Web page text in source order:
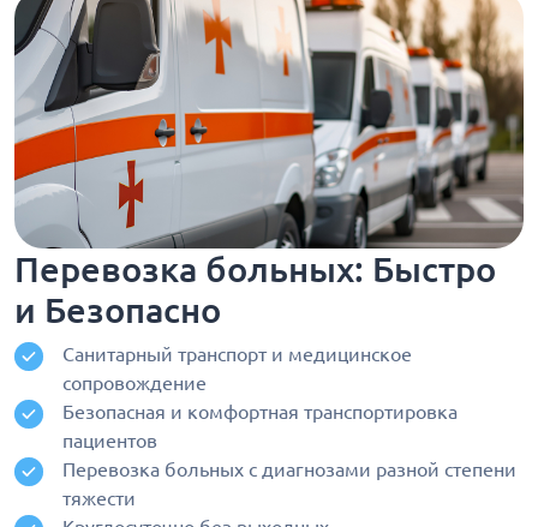
Перевозка больных: Быстро
и Безопасно
Санитарный транспорт и медицинское
сопровождение
Безопасная и комфортная транспортировка
пациентов
Перевозка больных с диагнозами разной степени
тяжести